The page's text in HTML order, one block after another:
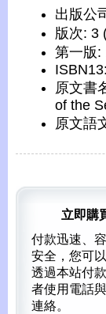
出版公
版次: 3
第一版:
原文書
of the
原文語
立即購
付款迅速、
安全，您可
透過本站付
者使用電話
連絡。